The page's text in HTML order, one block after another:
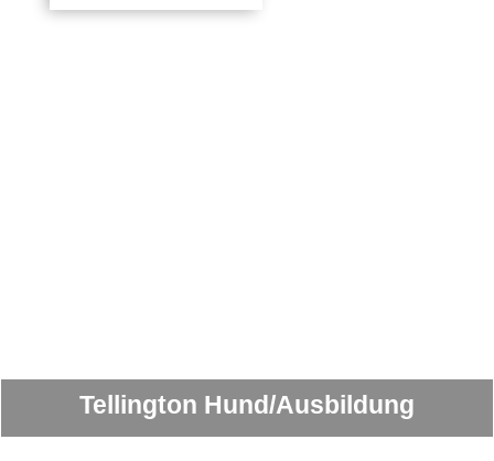
Tellington Hund/Ausbildung